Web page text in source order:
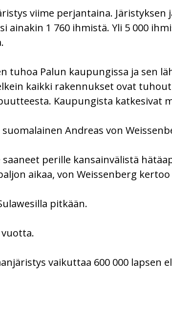
viime perjantaina. Järistyksen
1 760 ihmistä. Yli 5 000
Palun kaupungissa ja sen
kaikki rakennukset ovat
Kaupungista katkesivat
Andreas von
perille kansainvälistä
aikaa, von Weissenberg
pitkään.
vaikuttaa 600 000 lapsen